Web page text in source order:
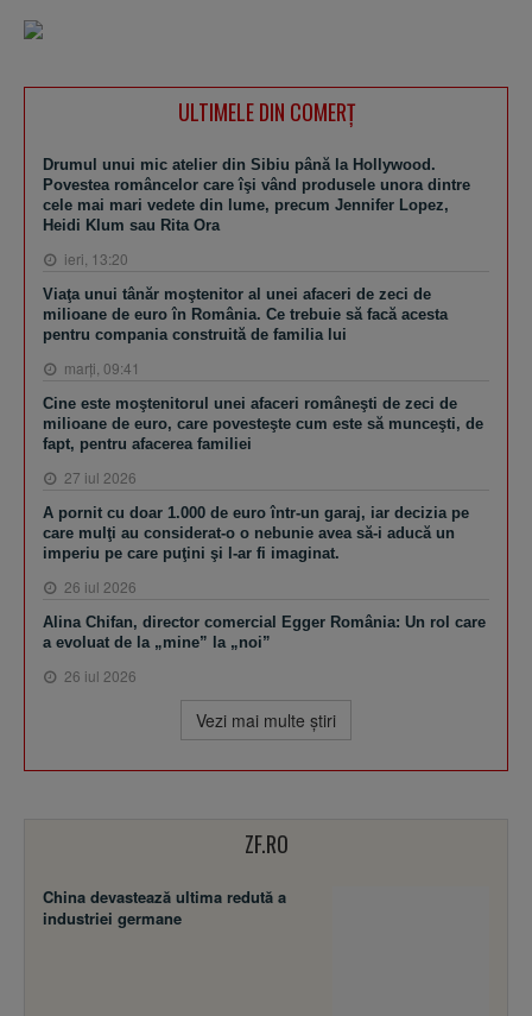
ULTIMELE DIN COMERȚ
Drumul unui mic atelier din Sibiu până la Hollywood.
Povestea româncelor care îşi vând produsele unora dintre
cele mai mari vedete din lume, precum Jennifer Lopez,
Heidi Klum sau Rita Ora
ieri, 13:20
Viaţa unui tânăr moştenitor al unei afaceri de zeci de
milioane de euro în România. Ce trebuie să facă acesta
pentru compania construită de familia lui
marţi, 09:41
Cine este moştenitorul unei afaceri româneşti de zeci de
milioane de euro, care povesteşte cum este să munceşti, de
fapt, pentru afacerea familiei
27 iul 2026
A pornit cu doar 1.000 de euro într-un garaj, iar decizia pe
care mulţi au considerat-o o nebunie avea să-i aducă un
imperiu pe care puţini şi l-ar fi imaginat.
26 iul 2026
Alina Chifan, director comercial Egger România: Un rol care
a evoluat de la „mine” la „noi”
26 iul 2026
Vezi mai multe ştiri
ZF.RO
China devastează ultima redută a
industriei germane